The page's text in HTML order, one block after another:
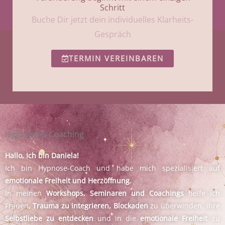
Schritt
Buche Dir jetzt dein individuelles Klarheits-
Gespräch
TERMIN VEREINBAREN
Hypnose & Coaching
Hallo, Ich bin Daniela!
Ich bin Hypnose-Coach und habe mich spezialisiert auf
emotionale Freiheit und Herzöffnung.
In meinen Workshops, Seminaren und Coachings helfe ich
Frauen, Trauma zu integrieren, Blockaden zu überwinden, ihre
Selbstliebe zu entdeckenund in die emotionale Freiheit zu